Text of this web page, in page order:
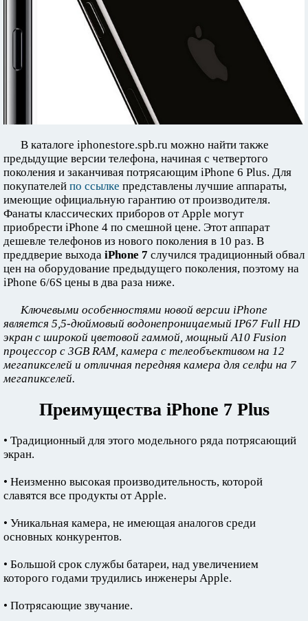
В каталоге iphonestore.spb.ru можно найти также
предыдущие версии телефона, начиная с четвертого
поколения и заканчивая потрясающим iPhone 6 Plus. Для
покупателей по ссылке представлены лучшие аппараты,
имеющие официальную гарантию от производителя.
Фанаты классических приборов от Apple могут
приобрести iPhone 4 по смешной цене. Этот аппарат
дешевле телефонов из нового поколения в 10 раз. В
преддверие выхода iPhone 7 случился традиционный обвал
цен на оборудование предыдущего поколения, поэтому на
iPhone 6/6S цены в два раза ниже.
Ключевыми особенностями новой версии iPhone
является 5,5-дюймовый водонепроницаемый IP67 Full HD
экран с широкой цветовой гаммой, мощный A10 Fusion
процессор с 3GB RAM, камера с телеобъективом на 12
мегапикселей и отличная передняя камера для селфи на 7
мегапикселей.
Преимущества iPhone 7 Plus
• Традиционный для этого модельного ряда потрясающий
экран.
• Неизменно высокая производительность, которой
славятся все продукты от Apple.
• Уникальная камера, не имеющая аналогов среди
основных конкурентов.
• Большой срок службы батареи, над увеличением
которого годами трудились инженеры Apple.
• Потрясающие звучание.